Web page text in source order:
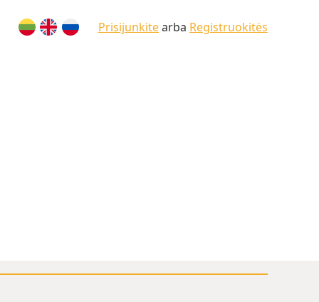
Prisijunkitearba Registruokitės